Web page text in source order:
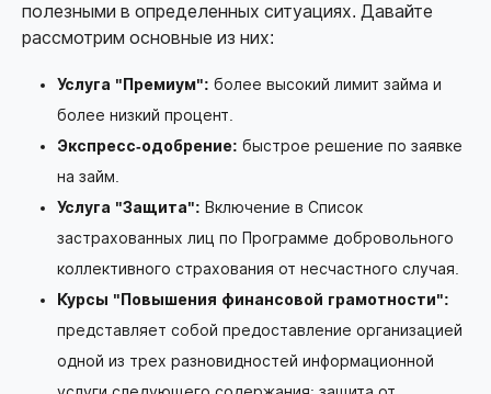
полезными в определенных ситуациях. Давайте
рассмотрим основные из них:
Услуга "Премиум": более высокий лимит займа и
более низкий процент.
Экспресс-одобрение: быстрое решение по заявке
на займ.
Услуга "Защита": Включение в Список
застрахованных лиц по Программе добровольного
коллективного страхования от несчастного случая.
Курсы "Повышения финансовой грамотности":
представляет собой предоставление организацией
одной из трех разновидностей информационной